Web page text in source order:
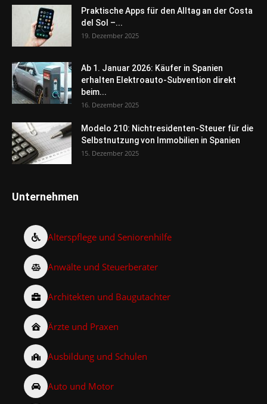
Praktische Apps für den Alltag an der Costa
del Sol –...
19. Dezember 2025
Ab 1. Januar 2026: Käufer in Spanien
erhalten Elektroauto-Subvention direkt
beim...
16. Dezember 2025
Modelo 210: Nichtresidenten-Steuer für die
Selbstnutzung von Immobilien in Spanien
15. Dezember 2025
Unternehmen
Alterspflege und Seniorenhilfe
Anwälte und Steuerberater
Architekten und Baugutachter
Ärzte und Praxen
Ausbildung und Schulen
Auto und Motor